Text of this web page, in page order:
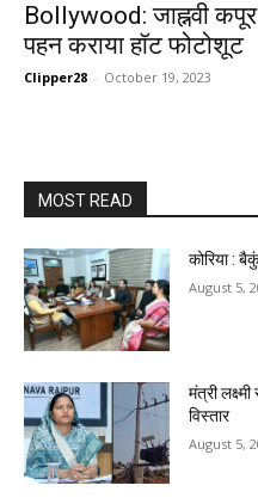
Bollywood: जाह्नवी
पहन कराया हॉट फोटोशूट
Clipper28 - October 19, 2023
MOST READ
कोरिया :
August 5,
मंत्री
विस्तार
August 5,